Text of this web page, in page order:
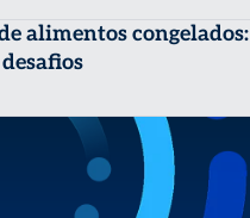
alimentos congelados: